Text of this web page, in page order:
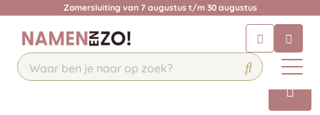
Zomersluiting van 7 augustus t/m 30 augustus
Chat 24/7 met onze chatbot voor
hulp
Contact